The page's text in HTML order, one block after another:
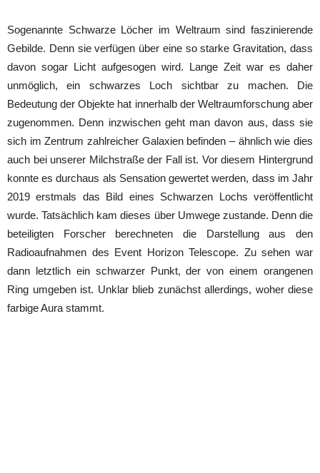
Sogenannte Schwarze Löcher im Weltraum sind faszinierende
Gebilde. Denn sie verfügen über eine so starke Gravitation, dass
davon sogar Licht aufgesogen wird. Lange Zeit war es daher
unmöglich, ein schwarzes Loch sichtbar zu machen. Die
Bedeutung der Objekte hat innerhalb der Weltraumforschung aber
zugenommen. Denn inzwischen geht man davon aus, dass sie
sich im Zentrum zahlreicher Galaxien befinden – ähnlich wie dies
auch bei unserer Milchstraße der Fall ist. Vor diesem Hintergrund
konnte es durchaus als Sensation gewertet werden, dass im Jahr
2019 erstmals das Bild eines Schwarzen Lochs veröffentlicht
wurde. Tatsächlich kam dieses über Umwege zustande. Denn die
beteiligten Forscher berechneten die Darstellung aus den
Radioaufnahmen des Event Horizon Telescope. Zu sehen war
dann letztlich ein schwarzer Punkt, der von einem orangenen
Ring umgeben ist. Unklar blieb zunächst allerdings, woher diese
farbige Aura stammt.